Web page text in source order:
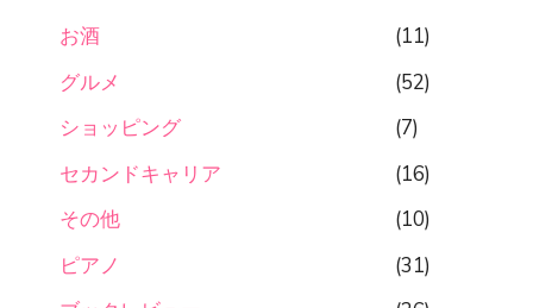
お酒
(11)
グルメ
(52)
ショッピング
(7)
セカンドキャリア
(16)
その他
(10)
ピアノ
(31)